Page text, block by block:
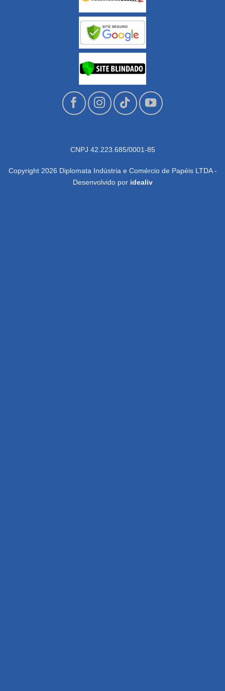
CNPJ 42.223.685/0001-85
Copyright 2026 Diplomata Indústria e Comércio de Papéis LTDA -
Desenvolvido por idealiv